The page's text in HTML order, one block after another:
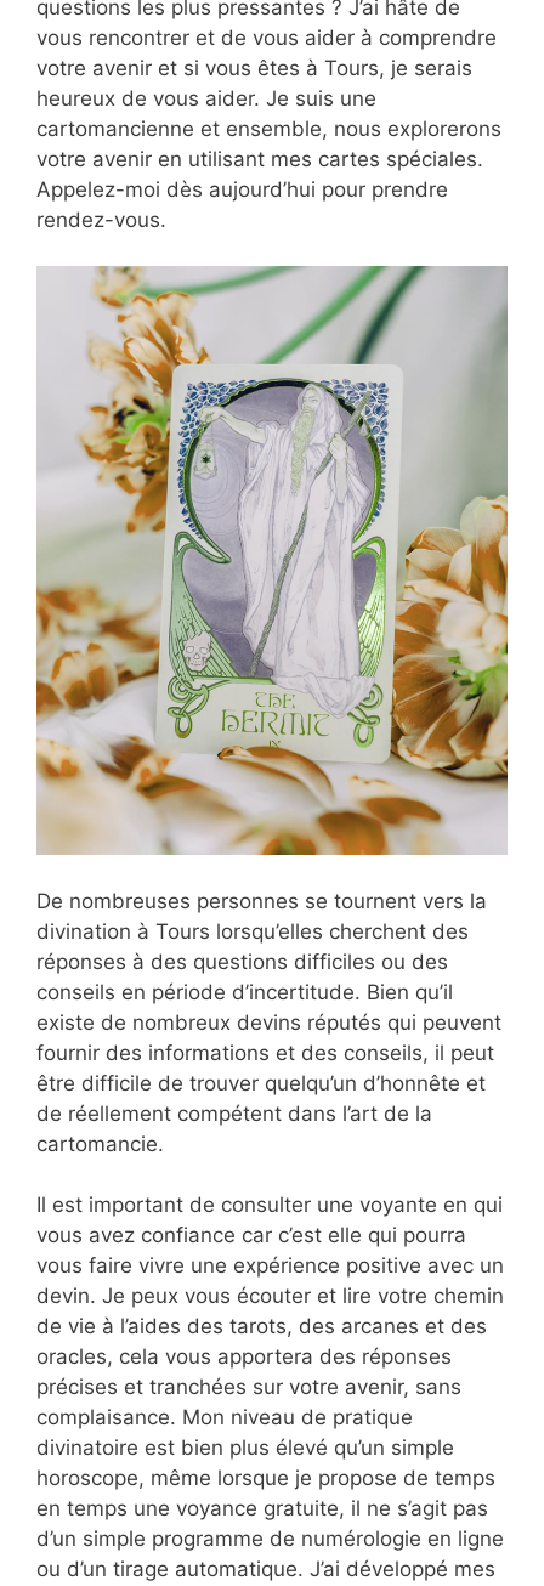
questions les plus pressantes ? J’ai hâte de
vous rencontrer et de vous aider à comprendre
votre avenir et si vous êtes à Tours, je serais
heureux de vous aider. Je suis une
cartomancienne et ensemble, nous explorerons
votre avenir en utilisant mes cartes spéciales.
Appelez-moi dès aujourd’hui pour prendre
rendez-vous.
De nombreuses personnes se tournent vers la
divination à Tours lorsqu’elles cherchent des
réponses à des questions difficiles ou des
conseils en période d’incertitude. Bien qu’il
existe de nombreux devins réputés qui peuvent
fournir des informations et des conseils, il peut
être difficile de trouver quelqu’un d’honnête et
de réellement compétent dans l’art de la
cartomancie.
Il est important de consulter une voyante en qui
vous avez confiance car c’est elle qui pourra
vous faire vivre une expérience positive avec un
devin. Je peux vous écouter et lire votre chemin
de vie à l’aides des tarots, des arcanes et des
oracles, cela vous apportera des réponses
précises et tranchées sur votre avenir, sans
complaisance. Mon niveau de pratique
divinatoire est bien plus élevé qu’un simple
horoscope, même lorsque je propose de temps
en temps une voyance gratuite, il ne s’agit pas
d’un simple programme de numérologie en ligne
ou d’un tirage automatique. J’ai développé mes